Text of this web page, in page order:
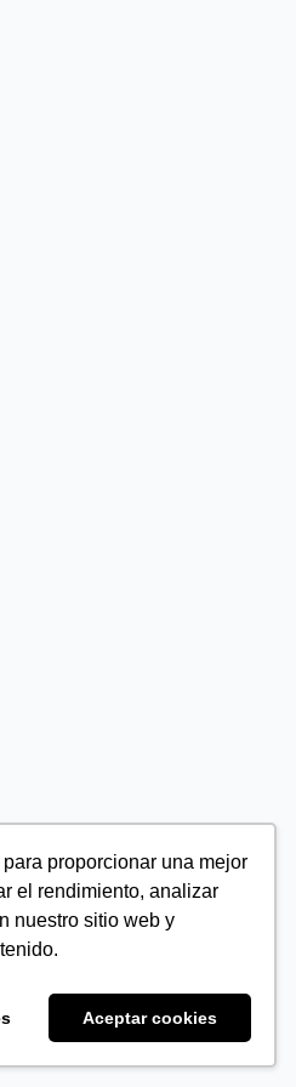
proporcionar una mejor
el rendimiento, analizar
nuestro sitio web y
Aceptar cookies